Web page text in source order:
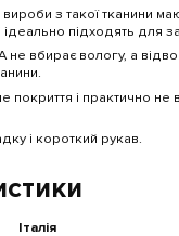
вироби з такої тканини
ідеально підходять для
вбирає вологу, а
покриття і практично не
і короткий рукав.
Італія